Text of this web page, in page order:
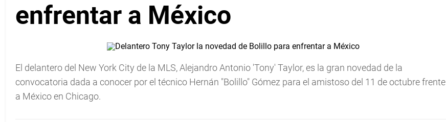
enfrentar a México
El delantero del New York City de la MLS, Alejandro Antonio 'Tony' Taylor, es la gran novedad de la
convocatoria dada a conocer por el técnico Hernán "Bolillo" Gómez para el amistoso del 11 de octubre frente
a México en Chicago.